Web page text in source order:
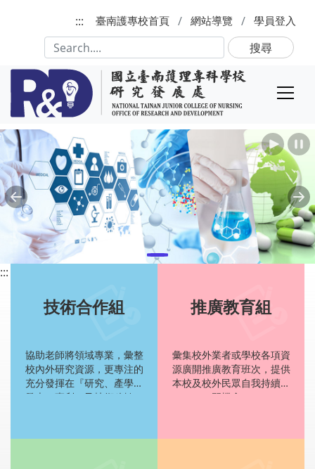
:::
臺南護專校首頁 網站導覽 學員登入
搜尋
播放
Previous
:::
技術合作組
協助老師將領域專業，彙整
校內外研究資源，更專注的
充分發揮在『研究、產學、
發表、專利、及技術移轉』
推廣教育組
彙集校外業者或學校各項資
源廣開推廣教育班次，提供
本校及校外民眾自我持續學
習機會。